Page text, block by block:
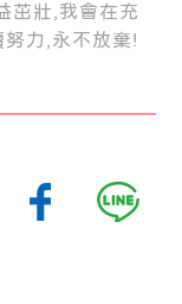
茁壯,我會在充
力,永不放棄!